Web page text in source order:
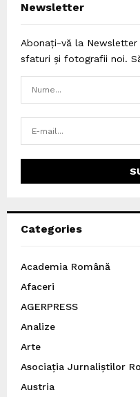
Newsletter
Abonați-vă la
sfaturi și fotografii noi.
Categories
Academia Română
Afaceri
AGERPRESS
Analize
Arte
Asociația Jurnaliștilor
Austria